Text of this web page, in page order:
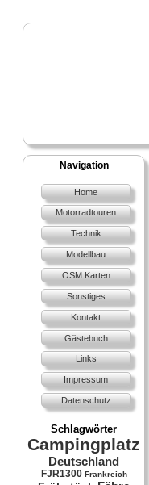
Navigation
Home
Motorradtouren
Technik
Modellbau
OSM Karten
Sonstiges
Kontakt
Gästebuch
Links
Impressum
Datenschutz
Schlagwörter
Campingplatz
Deutschland
FJR1300 Frankreich